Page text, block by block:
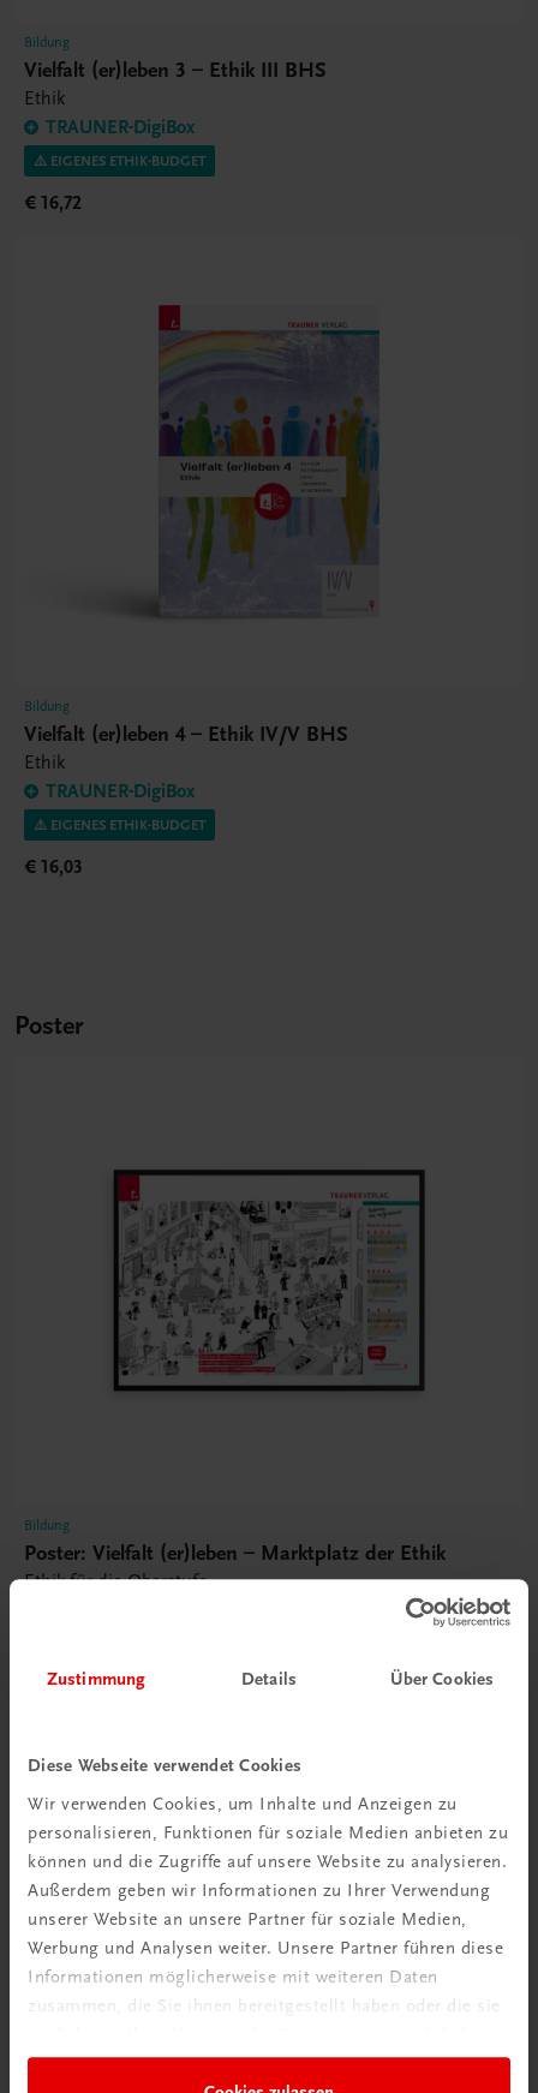
Zustimmung Details Über Cookies
Diese Webseite verwendet Cookies
Wir verwenden Cookies, um Inhalte und Anzeigen zu
personalisieren, Funktionen für soziale Medien anbieten zu
können und die Zugriffe auf unsere Website zu analysieren.
Außerdem geben wir Informationen zu Ihrer Verwendung
unserer Website an unsere Partner für soziale Medien,
Werbung und Analysen weiter. Unsere Partner führen diese
Informationen möglicherweise mit weiteren Daten
zusammen, die Sie ihnen bereitgestellt haben oder die sie
Bildung
Vielfalt (er)leben 3 – Ethik III BHS
Ethik
TRAUNER-DigiBox
⚠️ EIGENES ETHIK-BUDGET
€ 16,72
Bildung
Vielfalt (er)leben 4 – Ethik IV/V BHS
Ethik
TRAUNER-DigiBox
⚠️ EIGENES ETHIK-BUDGET
€ 16,03
Poster
Bildung
Poster: Vielfalt (er)leben – Marktplatz der Ethik
Ethik für die Oberstufe
Gut zu wissen
Ratgeber Schulpraxis